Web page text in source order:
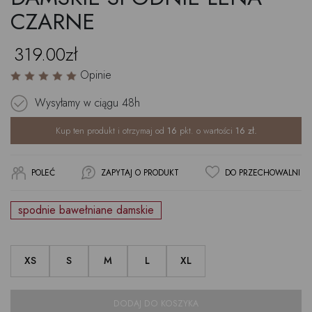
CZARNE
319.00zł
Opinie
Wysyłamy w ciągu 48h
Kup ten produkt i otrzymaj od 16 pkt. o wartości 16 zł.
POLEĆ ZAPYTAJ O PRODUKT DO PRZECHOWALNI
spodnie bawełniane damskie
XS S M L XL
DODAJ DO KOSZYKA